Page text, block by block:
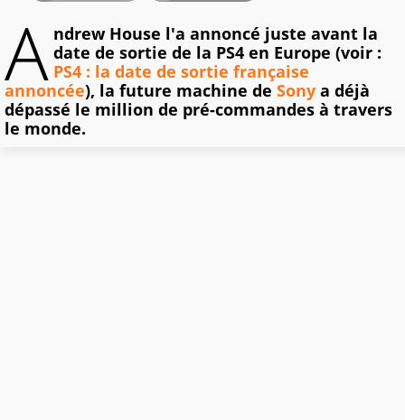
A ndrew House l'a annoncé juste avant la
date de sortie de la PS4 en Europe (voir :
PS4 : la date de sortie française
annoncée), la future machine de Sony a déjà
dépassé le million de pré-commandes à travers
le monde.